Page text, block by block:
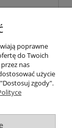
poprawne
do Twoich
nas
użycie
zgody".